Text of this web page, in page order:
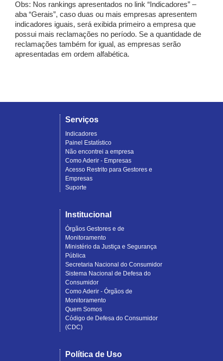
Obs: Nos rankings apresentados no link “Indicadores” –
aba “Gerais”, caso duas ou mais empresas apresentem
indicadores iguais, será exibida primeiro a empresa que
possui mais reclamações no período. Se a quantidade de
reclamações também for igual, as empresas serão
apresentadas em ordem alfabética.
Serviços
Indicadores
Painel Estatístico
Não encontrei a empresa
Como Aderir - Empresas
Acesso Restrito para Gestores e
Empresas
Suporte
Institucional
Órgãos Gestores e de
Monitoramento
Ministério da Justiça e Segurança
Pública
Secretaria Nacional do Consumidor
Sistema Nacional de Defesa do
Consumidor
Como Aderir - Órgãos de
Monitoramento
Quem Somos
Código de Defesa do Consumidor
(CDC)
Política de Uso